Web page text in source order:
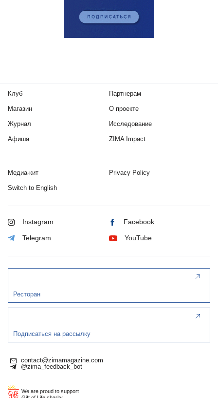
Клуб
Магазин
Журнал
Афиша
Партнерам
О проекте
Исследование
ZIMA Impact
Медиа-кит Privacy Policy
Switch to English
Instagram Facebook
Telegram YouTube
Ресторан
Подписаться на рассылку
contact@zimamagazine.com
@zima_feedback_bot
We are proud to support